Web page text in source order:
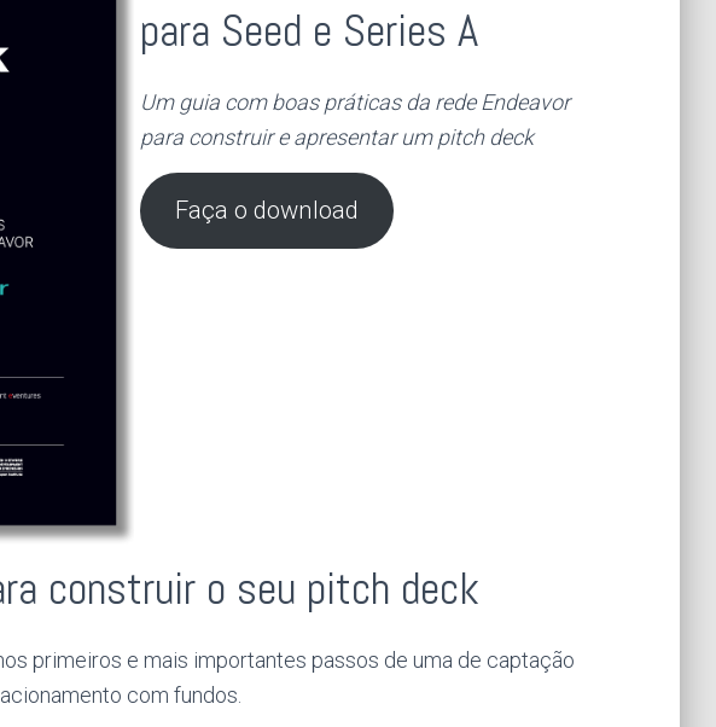
para Seed e Series A
Um guia com boas práticas da rede Endeavor
para construir e apresentar um pitch deck
Faça o download
construir o seu pitch deck
primeiros e mais importantes passos de uma de captação
com fundos.